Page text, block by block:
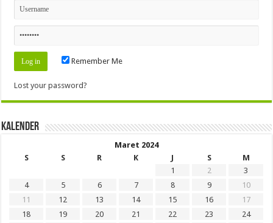
Remember Me
Lost your password?
Kalender
Maret 2024
S
S R K J S
M
1
2
3
4
5 6 7 8 9
10
11
12 13 14 15 16
17
18
19 20 21 22 23
24